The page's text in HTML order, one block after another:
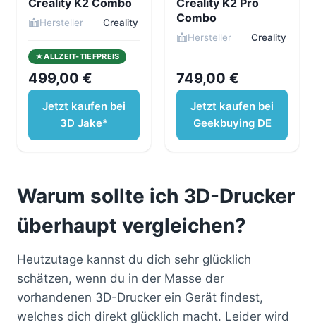
Hersteller Creality
ALLZEIT-TIEFPREIS
499,00 €
Jetzt kaufen bei
3D Jake*
Combo
Hersteller Creality
749,00 €
Jetzt kaufen bei
Geekbuying DE
Warum sollte ich 3D-Drucker
überhaupt vergleichen?
Heutzutage kannst du dich sehr glücklich
schätzen, wenn du in der Masse der
vorhandenen 3D-Drucker ein Gerät findest,
welches dich direkt glücklich macht. Leider wird